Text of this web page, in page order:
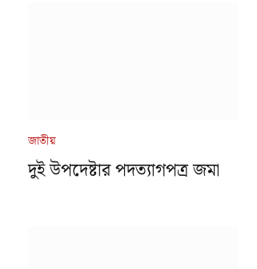
জাতীয়
দুই উপদেষ্টার পদত্যাগপত্র জমা